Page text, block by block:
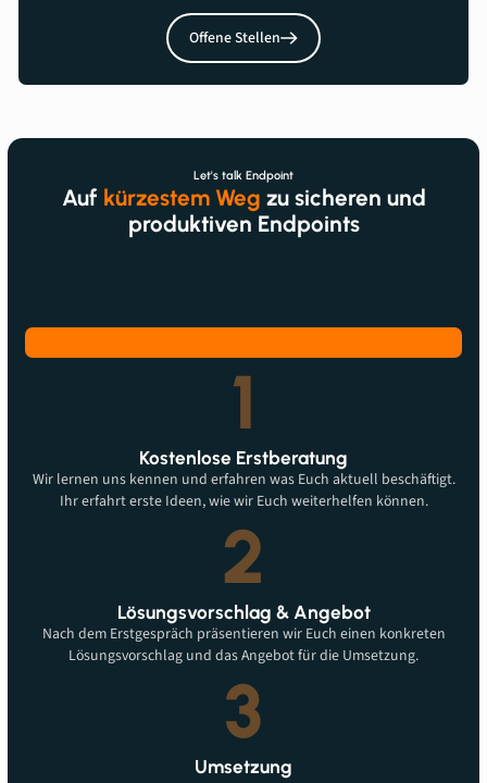
Offene Stellen
Let's talk Endpoint
Auf kürzestem Weg zu sicheren und
produktiven Endpoints
1
Kostenlose Erstberatung
Wir lernen uns kennen und erfahren was Euch aktuell beschäftigt.
Ihr erfahrt erste Ideen, wie wir Euch weiterhelfen können.
2
Lösungsvorschlag & Angebot
Nach dem Erstgespräch präsentieren wir Euch einen konkreten
Lösungsvorschlag und das Angebot für die Umsetzung.
3
Umsetzung